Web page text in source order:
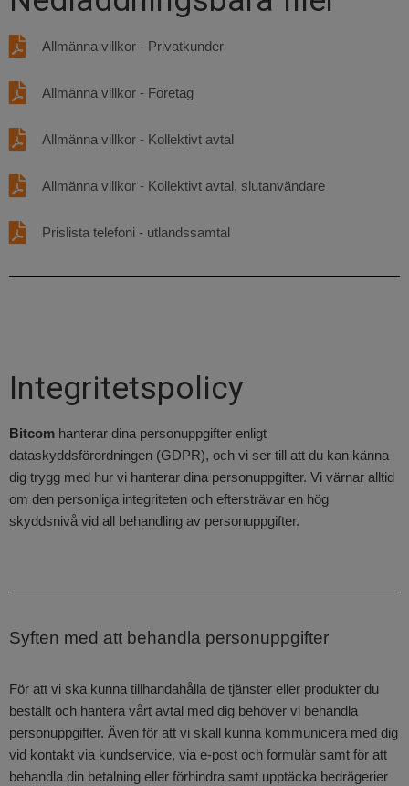
Allmänna villkor - Privatkunder
Allmänna villkor - Företag
Allmänna villkor - Kollektivt avtal
Allmänna villkor - Kollektivt avtal, slutanvändare
Prislista telefoni - utlandssamtal
Integritetspolicy
Bitcom hanterar dina personuppgifter enligt
dataskyddsförordningen (GDPR), och vi ser till att du kan känna
dig trygg med hur vi hanterar dina personuppgifter. Vi värnar alltid
om den personliga integriteten och eftersträvar en hög
skyddsnivå vid all behandling av personuppgifter.
Syften med att behandla personuppgifter
För att vi ska kunna tillhandahålla de tjänster eller produkter du
beställt och hantera vårt avtal med dig behöver vi behandla
personuppgifter. Även för att vi skall kunna kommunicera med dig
vid kontakt via kundservice, via e-post och formulär samt för att
behandla din betalning eller förhindra samt upptäcka bedrägerier